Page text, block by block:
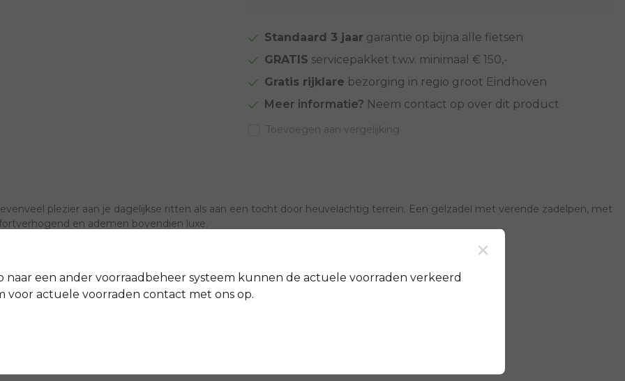
Standaard 3 jaar garantie op bijna alle fietsen
GRATIS servicepakket t.w.v. minimaal € 150,-
Gratis rijklare bezorging in regio groot Eindhoven
Meer informatie? Neem contact op over dit product
Toevoegen aan vergelijking
plezier aan je dagelijkse ritten als aan een tocht door heuvelachtig terrein. Een gelzadel met verende zadelpen, met
en ademen bovendien luxe.
verlichting
×
naar een ander voorraadbeheer systeem kunnen de actuele voorraden verkeerd
voor actuele voorraden contact met ons op.